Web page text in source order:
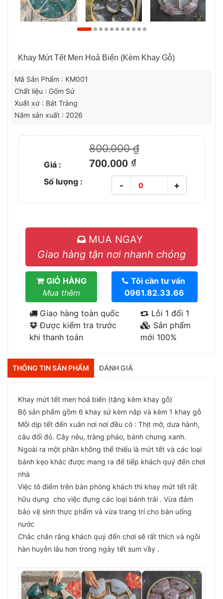
Khay Mứt Tết Men Hoả Biến (kèm Khay Gỗ)
Mã Sản Phẩm : KM001
Chất liệu : Gốm Sứ
Xuất xứ : Bát Tràng
Năm sản xuất : 2026
800.000 ₫
Giá : 700.000 ₫
Số lượng : - +
MUA NGAY
Giao hàng tận nơi nhanh chóng
GIỎ HÀNG
Mua thêm
Tôi cần tư vấn
0961.82.33.66
Giao hàng toàn quốc
Được kiểm tra trước
khi thanh toán
Lỗi 1 đổi 1
Sản phẩm
mới 100%
THÔNG TIN SẢN PHẨM ĐÁNH GIÁ
Khay mứt tết men hoả biến (tặng kèm khay gỗ)
Bộ sản phẩm gồm 6 khay sứ kèm nắp và kèm 1 khay gỗ
Mỗi dịp tết đến xuân nơi nơi đều có : Thịt mỡ, dưa hành,
câu đối đỏ. Cây nêu, tràng pháo, bánh chưng xanh.
Ngoài ra một phần không thể thiếu là mứt tết và các loại
bánh kẹo khác được mang ra để tiếp khách quý đến chơi
nhà
Việc tô điểm trên bàn phòng khách thì khay mứt tết rất
hữu dụng cho việc đựng các loại bánh trái . Vừa đảm
bảo vệ sinh thực phẩm và vừa trang trí cho bàn uống
nước
Chắc chắn rằng khách quý đến chơi sẽ rất thích và ngồi
hàn huyên lâu hơn trong ngày tết sum vầy .